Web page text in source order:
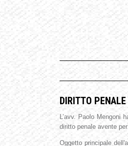
DIRITTO
L’avv. Paolo Mengoni
diritto penale avente
Oggetto principale